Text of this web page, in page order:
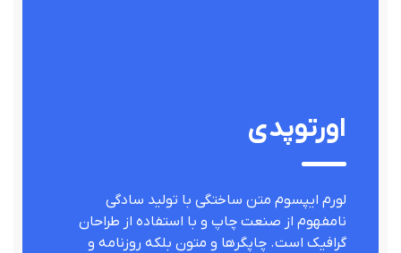
اورتوپدی
لورم ایپسوم متن ساختگی با تولید سادگی
نامفهوم از صنعت چاپ و با استفاده از طراحان
گرافیک است. چاپگرها و متون بلکه روزنامه و